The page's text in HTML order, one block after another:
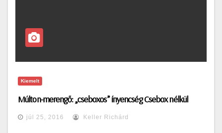
Kiemelt
Múlton-merengő: „cseboxos” ínyencség Csebox nélkül
júl 25, 2016 Keller Richárd